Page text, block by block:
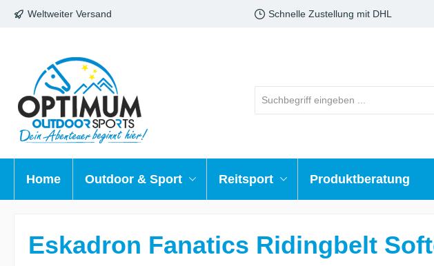
Weltweiter Versand Schnelle Zustellung mit DHL
Home Outdoor & Sport Reitsport Produktberatung
Eskadron Fanatics Ridingbelt